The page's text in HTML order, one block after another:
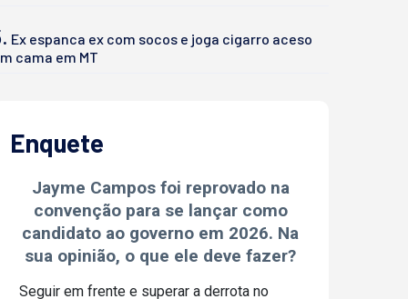
Ex espanca ex com socos e joga cigarro aceso
cama em MT
Enquete
Jayme Campos foi reprovado na
convenção para se lançar como
candidato ao governo em 2026. Na
sua opinião, o que ele deve fazer?
Seguir em frente e superar a derrota no